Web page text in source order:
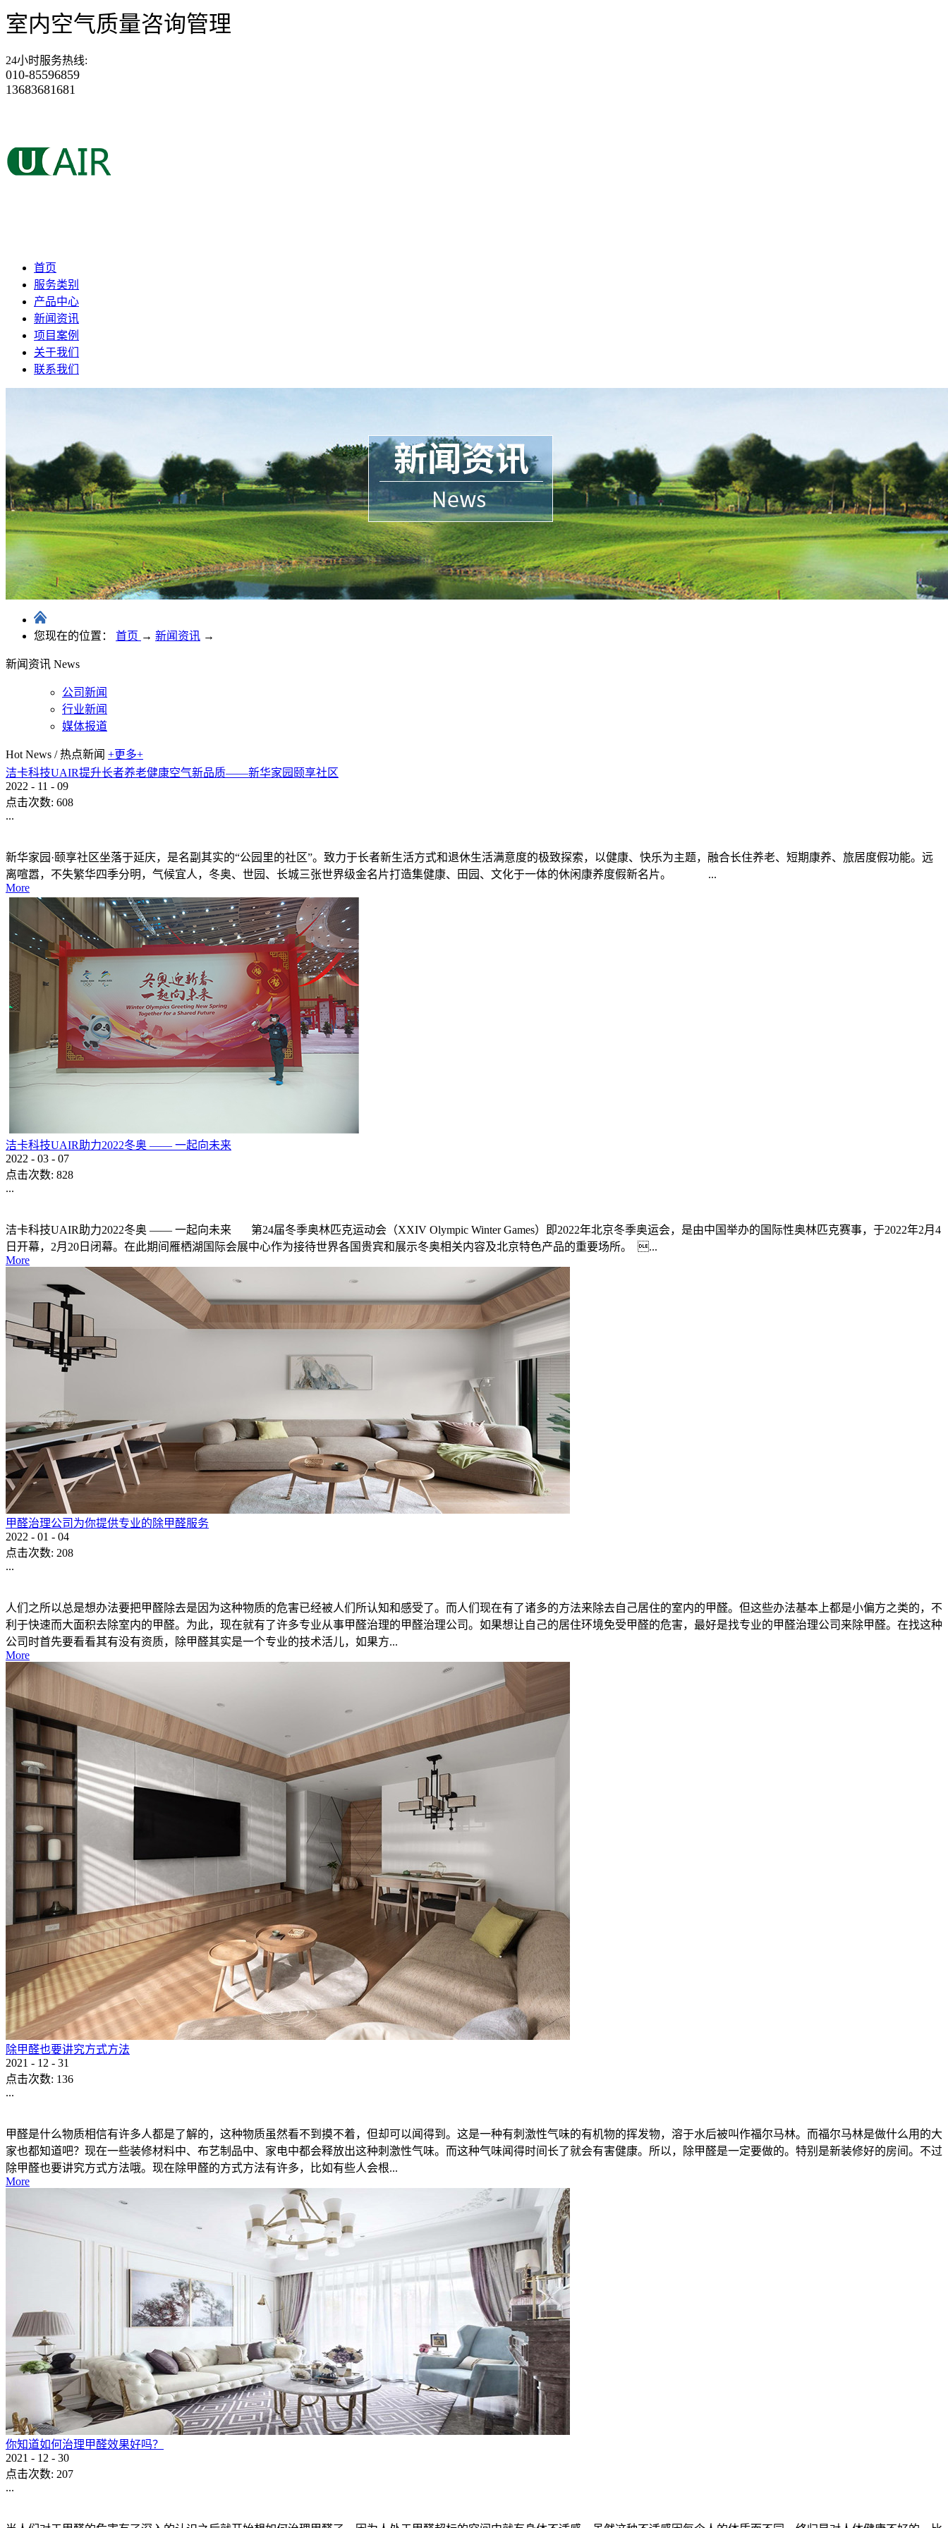
室内空气质量咨询管理
24小时服务热线:
010-85596859
13683681681
首页
服务类别
产品中心
新闻资讯
项目案例
关于我们
联系我们
您现在的位置： 首页 → 新闻资讯 →
新闻资讯 News
公司新闻
行业新闻
媒体报道
Hot News / 热点新闻 +更多+
洁卡科技UAIR提升长者养老健康空气新品质——新华家园颐享社区
2022 - 11 - 09
点击次数: 608
...
新华家园·颐享社区坐落于延庆，是名副其实的“公园里的社区”。致力于长者新生活方式和退休生活满意度的极致探索，以健康、快乐为主题，融合长住养老、短期康养、旅居度假功能。远
离喧嚣，不失繁华四季分明，气候宜人，冬奥、世园、长城三张世界级金名片打造集健康、田园、文化于一体的休闲康养度假新名片。 ...
More
洁卡科技UAIR助力2022冬奥 —— 一起向未来
2022 - 03 - 07
点击次数: 828
...
洁卡科技UAIR助力2022冬奥 —— 一起向未来 第24届冬季奥林匹克运动会（XXIV Olympic Winter Games）即2022年北京冬季奥运会，是由中国举办的国际性奥林匹克赛事，于2022年2月4
日开幕，2月20日闭幕。在此期间雁栖湖国际会展中心作为接待世界各国贵宾和展示冬奥相关内容及北京特色产品的重要场所。 ...
More
甲醛治理公司为你提供专业的除甲醛服务
2022 - 01 - 04
点击次数: 208
...
人们之所以总是想办法要把甲醛除去是因为这种物质的危害已经被人们所认知和感受了。而人们现在有了诸多的方法来除去自己居住的室内的甲醛。但这些办法基本上都是小偏方之类的，不
利于快速而大面积去除室内的甲醛。为此，现在就有了许多专业从事甲醛治理的甲醛治理公司。如果想让自己的居住环境免受甲醛的危害，最好是找专业的甲醛治理公司来除甲醛。在找这种
公司时首先要看看其有没有资质，除甲醛其实是一个专业的技术活儿，如果方...
More
除甲醛也要讲究方式方法
2021 - 12 - 31
点击次数: 136
...
甲醛是什么物质相信有许多人都是了解的，这种物质虽然看不到摸不着，但却可以闻得到。这是一种有刺激性气味的有机物的挥发物，溶于水后被叫作福尔马林。而福尔马林是做什么用的大
家也都知道吧？现在一些装修材料中、布艺制品中、家电中都会释放出这种刺激性气味。而这种气味闻得时间长了就会有害健康。所以，除甲醛是一定要做的。特别是新装修好的房间。不过
除甲醛也要讲究方式方法哦。现在除甲醛的方式方法有许多，比如有些人会根...
More
你知道如何治理甲醛效果好吗？
2021 - 12 - 30
点击次数: 207
...